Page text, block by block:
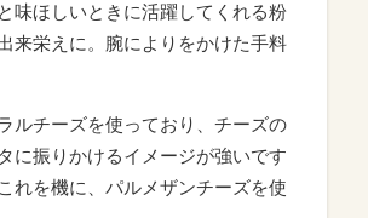
味ほしいときに活躍してくれる粉
来栄えに。腕によりをかけた手料
ルチーズを使っており、チーズの
に振りかけるイメージが強いです
れを機に、パルメザンチーズを使